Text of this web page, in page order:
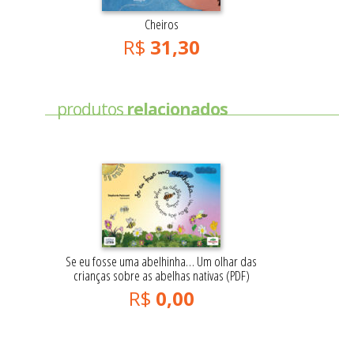
Cheiros
R$ 31,30
produtosrelacionados
Se eu fosse uma abelhinha… Um olhar das
crianças sobre as abelhas nativas (PDF)
R$ 0,00